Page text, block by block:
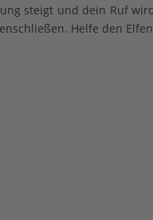
steigt und dein Ruf
Helfe den